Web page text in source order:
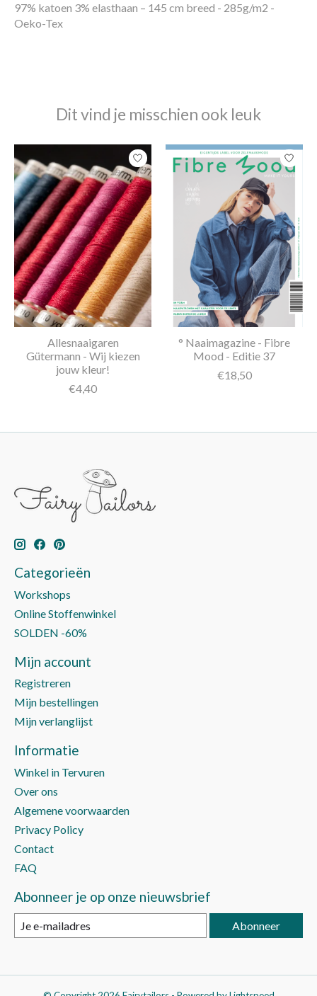
97% katoen 3% elasthaan – 145 cm breed - 285g/m2 -
Oeko-Tex
Dit vind je misschien ook leuk
Items van productcarrousel
Allesnaaigaren
Gütermann - Wij kiezen
jouw kleur!
€4,40
° Naaimagazine - Fibre
Mood - Editie 37
€18,50
Categorieën
Workshops
Online Stoffenwinkel
SOLDEN -60%
Mijn account
Registreren
Mijn bestellingen
Mijn verlanglijst
Informatie
Winkel in Tervuren
Over ons
Algemene voorwaarden
Privacy Policy
Contact
FAQ
Abonneer je op onze nieuwsbrief
Abonneer